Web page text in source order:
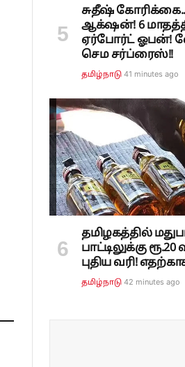
சுதீஷ்
ஆக்‌ஷன்! 6
ஏர்போர்ட் ஓபன்!
செம சர்ப்ரைஸ்!!
தமிழ்நாடு 41 minutes ago
தமிழகத்தில்
பாட்டிலுக்கு
புதிய வரி!
தமிழ்நாடு 42 minutes ago